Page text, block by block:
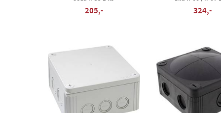
205,- 324,-